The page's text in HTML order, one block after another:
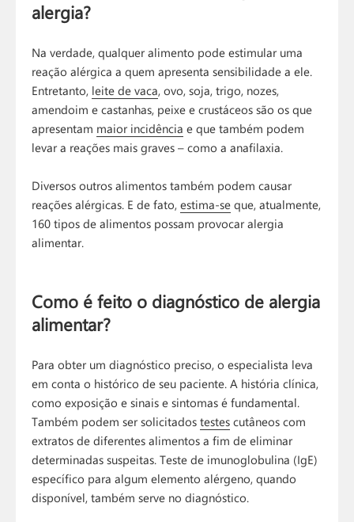
alergia?
Na verdade, qualquer alimento pode estimular uma
reação alérgica a quem apresenta sensibilidade a ele.
Entretanto, leite de vaca, ovo, soja, trigo, nozes,
amendoim e castanhas, peixe e crustáceos são os que
apresentam maior incidência e que também podem
levar a reações mais graves – como a anafilaxia.
Diversos outros alimentos também podem causar
reações alérgicas. E de fato,estima-se que, atualmente,
160 tipos de alimentos possam provocar alergia
alimentar.
Como é feito o diagnóstico de alergia
alimentar?
Para obter um diagnóstico preciso, o especialista leva
em conta o histórico de seu paciente. A história clínica,
como exposição e sinais e sintomas é fundamental.
Também podem ser solicitadostestes cutâneos com
extratos de diferentes alimentos a fim de eliminar
determinadas suspeitas. Teste de imunoglobulina (IgE)
específico para algum elemento alérgeno, quando
disponível, também serve no diagnóstico.